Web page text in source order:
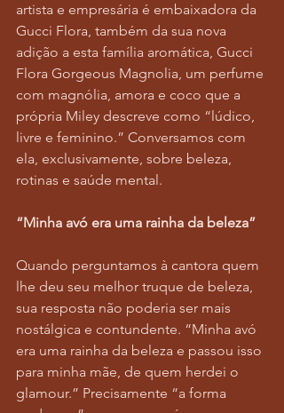
artista e empresária é embaixadora da
Gucci Flora, também da sua nova
adição a esta família aromática, Gucci
Flora Gorgeous Magnolia, um perfume
com magnólia, amora e coco que a
própria Miley descreve como “lúdico,
livre e feminino.” Conversamos com
ela, exclusivamente, sobre beleza,
rotinas e saúde mental.
“Minha avó era uma rainha da beleza”
Quando perguntamos à cantora quem
lhe deu seu melhor truque de beleza,
sua resposta não poderia ser mais
nostálgica e contundente. “Minha avó
era uma rainha da beleza e passou isso
para minha mãe, de quem herdei o
glamour.” Precisamente “a forma